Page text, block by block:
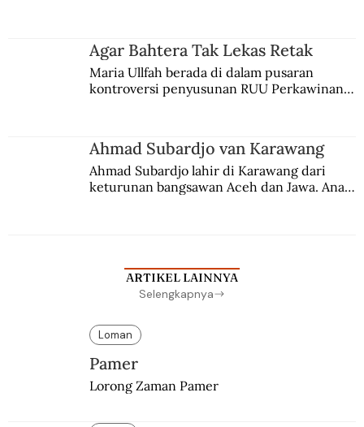
Agar Bahtera Tak Lekas Retak
Maria Ullfah berada di dalam pusaran
kontroversi penyusunan RUU Perkawinan.
Ahmad Subardjo van Karawang
Ahmad Subardjo lahir di Karawang dari
keturunan bangsawan Aceh dan Jawa. Anak
ARTIKEL LAINNYA
Selengkapnya
Loman
Pamer
Lorong Zaman Pamer